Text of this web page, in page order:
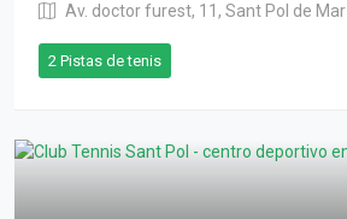
Av. doctor furest, 11, Sant Pol de Mar
2 Pistas de tenis